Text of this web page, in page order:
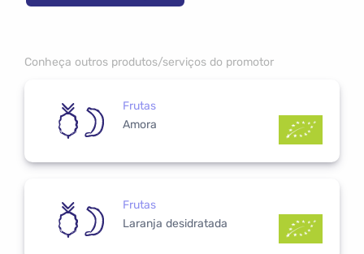
Conheça outros produtos/serviços do promotor
Frutas
Amora
Frutas
Laranja desidratada